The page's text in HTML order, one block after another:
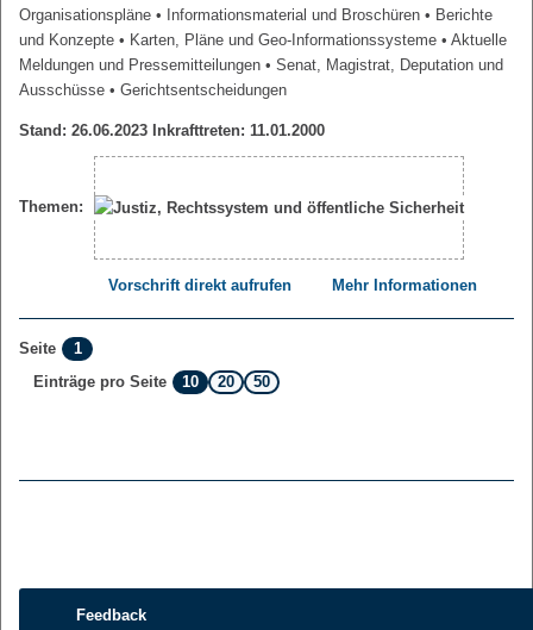
Organisationspläne • Informationsmaterial und Broschüren • Berichte
und Konzepte • Karten, Pläne und Geo-Informationssysteme • Aktuelle
Meldungen und Pressemitteilungen • Senat, Magistrat, Deputation und
Ausschüsse • Gerichtsentscheidungen
Stand: 26.06.2023 Inkrafttreten: 11.01.2000
Themen:
Vorschrift direkt aufrufen Mehr Informationen
Seite
1
Einträge pro Seite
10 20 50
Feedback